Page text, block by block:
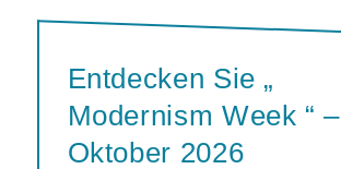
Entdecken Sie „
Modernism Week “ –
Oktober 2026